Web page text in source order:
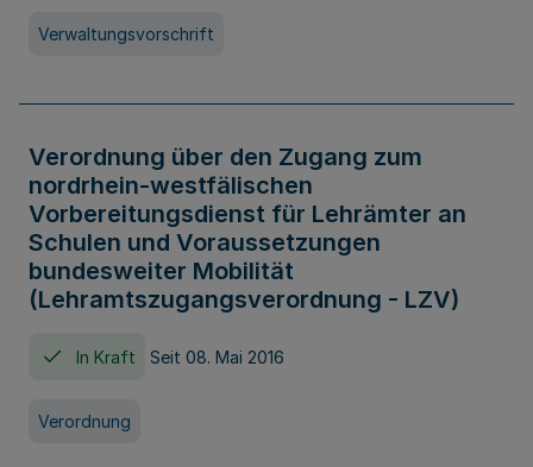
Verwaltungsvorschrift
Verordnung über den Zugang zum
nordrhein-westfälischen
Vorbereitungsdienst für Lehrämter an
Schulen und Voraussetzungen
bundesweiter Mobilität
(Lehramtszugangsverordnung - LZV)
In Kraft Seit 08. Mai 2016
Verordnung